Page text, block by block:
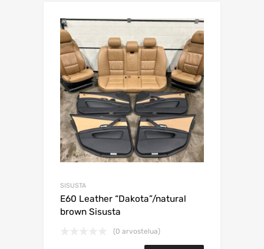
SISUSTA
E60 Leather “Dakota”/natural
brown Sisusta
(0 arvostelua)